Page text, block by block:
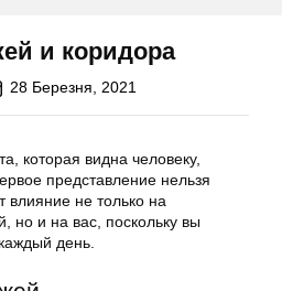
и коридора
28 Березня, 2021
которая видна человеку,
представление нельзя
влияние не только на
но и на вас, поскольку вы
день.